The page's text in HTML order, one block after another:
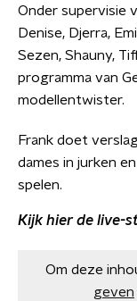
Onder supervisie
Denise, Djerra,
Sezen, Shauny,
programma van
modellentwister.
Frank doet
dames in jurken
spelen.
Kijk hier de live-
Om deze
geven